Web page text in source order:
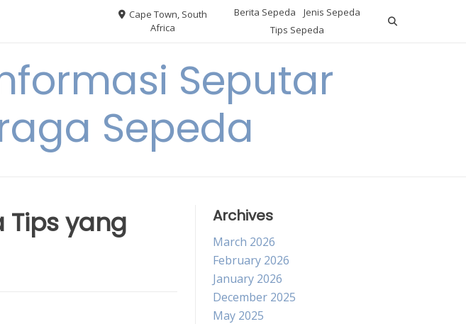
Cape Town, South
Africa
Berita Sepeda
Jenis Sepeda
Tips Sepeda
Seputar
Sepeda
Tips yang
Archives
March 2026
February 2026
January 2026
December 2025
May 2025